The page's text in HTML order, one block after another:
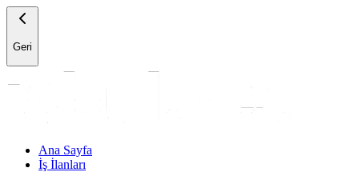
Geri
Ana Sayfa
İş İlanları